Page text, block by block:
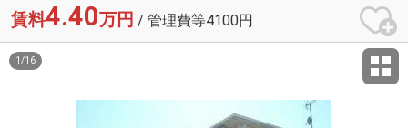
賃料4.40万円 / 管理費等4100円
1 /16